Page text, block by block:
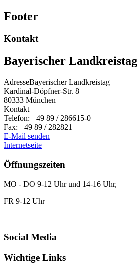
Footer
Kontakt
Bayerischer Landkreistag
AdresseBayerischer Landkreistag
Kardinal-Döpfner-Str. 8
80333 München
Kontakt
Telefon: +49 89 / 286615-0
Fax: +49 89 / 282821
E-Mail senden
Internetseite
Öffnungszeiten
MO - DO 9-12 Uhr und 14-16 Uhr,
FR 9-12 Uhr
Social Media
Wichtige Links